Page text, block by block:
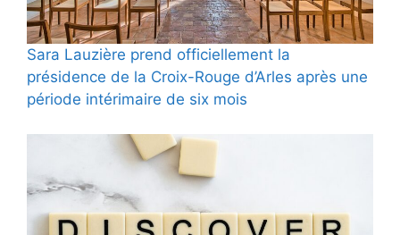
Sara Lauzière prend officiellement la
présidence de la Croix-Rouge d’Arles après une
période intérimaire de six mois